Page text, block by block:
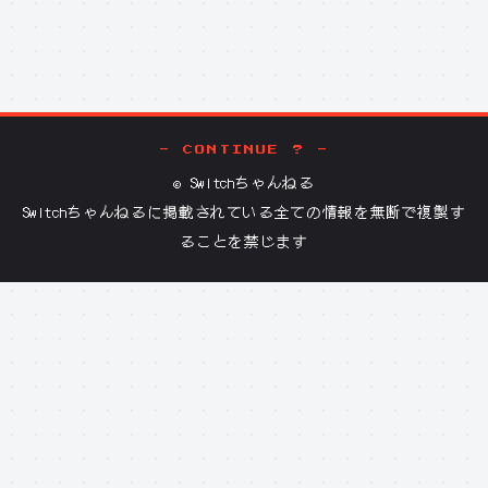
- CONTINUE ? -
© Switchちゃんねる
Switchちゃんねる に掲載されている全ての情報を無断で複製す
ることを禁じます